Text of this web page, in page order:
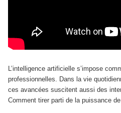
L’intelligence artificielle s’impose
professionnelles. Dans la vie
ces avancées suscitent aussi des
Comment tirer parti de la puissance